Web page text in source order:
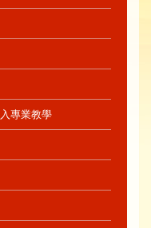
專業教學